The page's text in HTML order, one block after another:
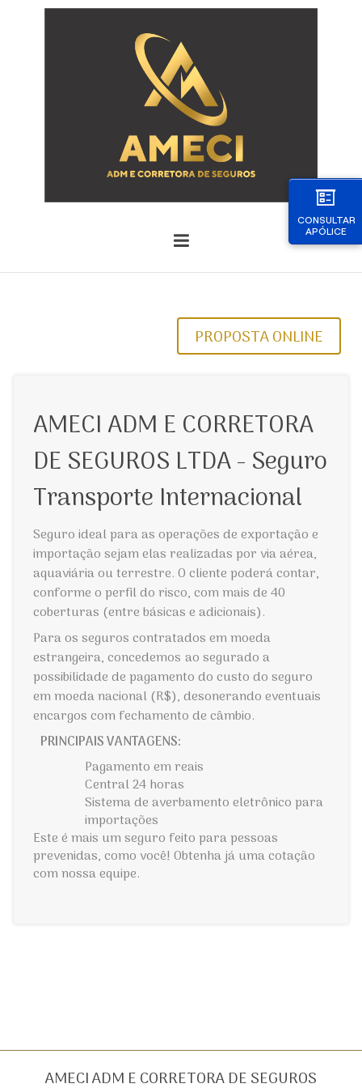
CONSULTAR
APÓLICE
PROPOSTA ONLINE
AMECI ADM E CORRETORA
DE SEGUROS LTDA - Seguro
Transporte Internacional
Seguro ideal para as operações de exportação e
importação sejam elas realizadas por via aérea,
aquaviária ou terrestre. O cliente poderá contar,
conforme o perfil do risco, com mais de 40
coberturas (entre básicas e adicionais).
Para os seguros contratados em moeda
estrangeira, concedemos ao segurado a
possibilidade de pagamento do custo do seguro
em moeda nacional (R$), desonerando eventuais
encargos com fechamento de câmbio.
PRINCIPAIS VANTAGENS:
Pagamento em reais
Central 24 horas
Sistema de averbamento eletrônico para
importações
Este é mais um seguro feito para pessoas
prevenidas, como você! Obtenha já uma cotação
com nossa equipe.
AMECI ADM E CORRETORA DE SEGUROS